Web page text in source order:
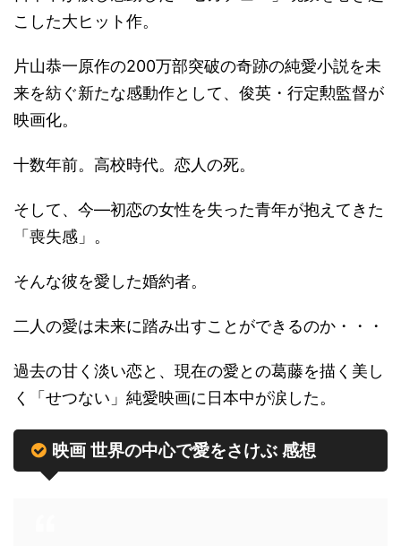
こした大ヒット作。
片山恭一原作の200万部突破の奇跡の純愛小説を未
来を紡ぐ新たな感動作として、俊英・行定勲監督が
映画化。
十数年前。高校時代。恋人の死。
そして、今―初恋の女性を失った青年が抱えてきた
「喪失感」。
そんな彼を愛した婚約者。
二人の愛は未来に踏み出すことができるのか・・・
過去の甘く淡い恋と、現在の愛との葛藤を描く美し
く「せつない」純愛映画に日本中が涙した。
映画 世界の中心で愛をさけぶ 感想